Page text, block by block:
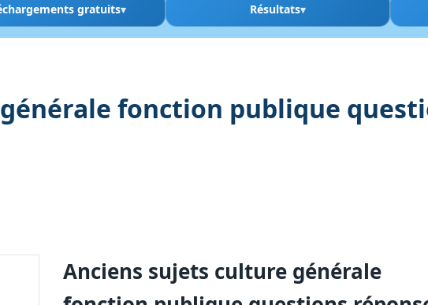
gratuits Résultats
fonction publique
Anciens sujets culture générale